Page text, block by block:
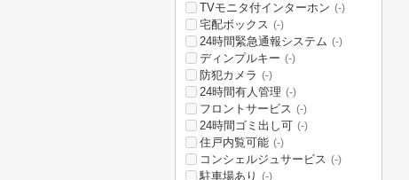
TVモニタ付インターホン (-)
宅配ボックス (-)
24時間緊急通報システム (-)
ディンプルキー (-)
防犯カメラ (-)
24時間有人管理 (-)
フロントサービス (-)
24時間ゴミ出し可 (-)
住戸内覧可能 (-)
コンシェルジュサービス (-)
駐車場あり (-)